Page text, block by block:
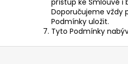
Doporučujeme vždy
Podmínky uložit.
Tyto Podmínky
Z